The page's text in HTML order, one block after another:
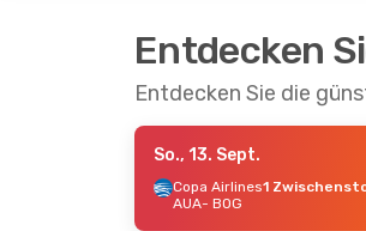
Entdecken
Entdecken Sie die
So., 13. Sept.
Copa Airlines1
AUA- BOG